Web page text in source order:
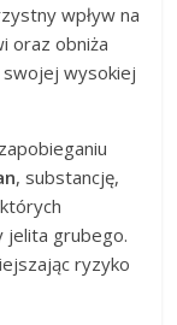
wpływ na
oraz obniża
wysokiej
, substancję,
jelita grubego.
ryzyko